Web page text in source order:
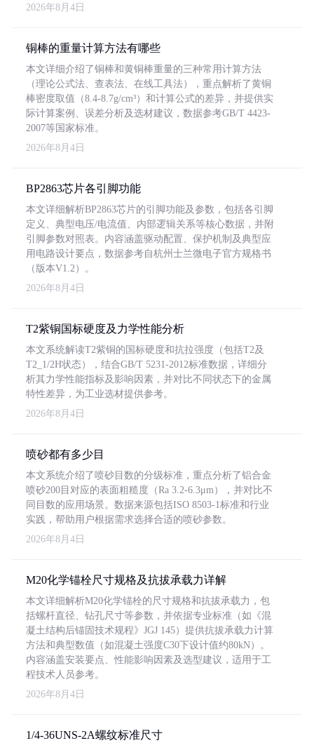
2026年8月4日
铜棒的重量计算方法有哪些
本文详细介绍了铜棒和黄铜棒重量的三种常用计算方法
（理论公式法、查表法、在线工具法），重点解析了黄铜
棒密度取值（8.4-8.7g/cm³）和计算公式的差异，并提供实
际计算案例、误差分析及选材建议，数据参考GB/T 4423-
2007等国家标准。
2026年8月4日
BP2863芯片各引脚功能
本文详细解析BP2863芯片的引脚功能及参数，包括各引脚
定义、典型电压/电流值、内部逻辑关系等核心数据，并附
引脚参数对照表。内容涵盖驱动配置、保护机制及典型应
用电路设计要点，数据参考自杭州士兰微电子官方规格书
（版本V1.2）。
2026年8月4日
T2紫铜国标硬度及力学性能分析
本文系统解读T2紫铜的国标硬度和抗拉强度（包括T2及
T2_1/2H状态），结合GB/T 5231-2012标准数据，详细分
析其力学性能指标及影响因素，并对比不同状态下的金属
特性差异，为工业选材提供参考。
2026年8月4日
喷砂都有多少目
本文系统介绍了喷砂目数的分级标准，重点分析了铝合金
喷砂200目对应的表面粗糙度（Ra 3.2-6.3μm），并对比不
同目数的应用场景。数据来源包括ISO 8503-1标准和行业
实践，帮助用户根据需求选择合适的喷砂参数。
2026年8月4日
M20化学锚栓尺寸规格及抗拔承载力详解
本文详细解析M20化学锚栓的尺寸规格和抗拔承载力，包
括螺杆直径、钻孔尺寸等参数，并依据专业标准（如《混
凝土结构后锚固技术规程》JGJ 145）提供抗拔承载力计算
方法和典型数值（如混凝土强度C30下设计值约80kN）。
内容涵盖安装要点、性能影响因素及选型建议，适用于工
程技术人员参考。
2026年8月4日
1/4-36UNS-2A螺纹标准尺寸